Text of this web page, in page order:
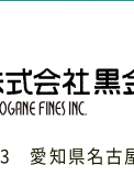
愛知県名古